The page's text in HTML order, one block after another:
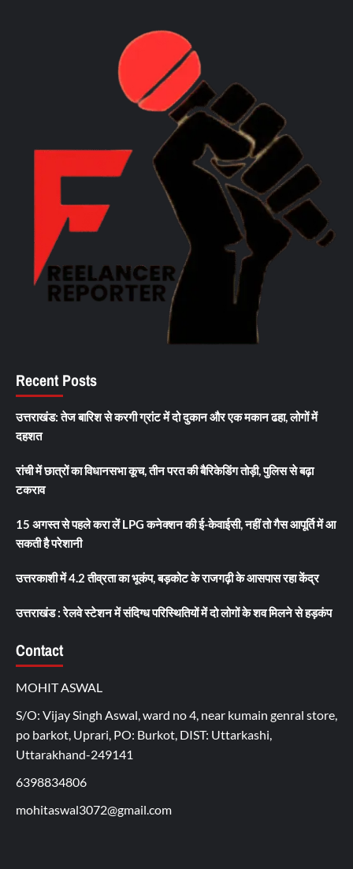
Recent Posts
उत्तराखंड: तेज बारिश से करगी ग्रांट में दो दुकान और एक मकान ढहा, लोगों में
दहशत
रांची में छात्रों का विधानसभा कूच, तीन परत की बैरिकेडिंग तोड़ी, पुलिस से बढ़ा
टकराव
15 अगस्त से पहले करा लें LPG कनेक्शन की ई-केवाईसी, नहीं तो गैस आपूर्ति में आ
सकती है परेशानी
उत्तरकाशी में 4.2 तीव्रता का भूकंप, बड़कोट के राजगढ़ी के आसपास रहा केंद्र
उत्तराखंड : रेलवे स्टेशन में संदिग्ध परिस्थितियों में दो लोगों के शव मिलने से हड़कंप
Contact
MOHIT ASWAL
S/O: Vijay Singh Aswal, ward no 4, near kumain genral store,
po barkot, Uprari, PO: Burkot, DIST: Uttarkashi,
Uttarakhand-249141
6398834806
mohitaswal3072@gmail.com